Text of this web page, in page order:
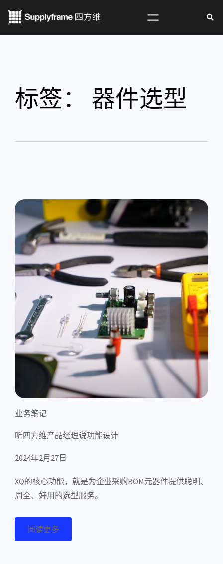
标签： 器件选型
业务笔记
听四方维产品经理说功能设计
2024年2月27日
XQ的核心功能，就是为企业采购BOM元器件提供聪明、
周全、好用的选型服务。
阅读更多